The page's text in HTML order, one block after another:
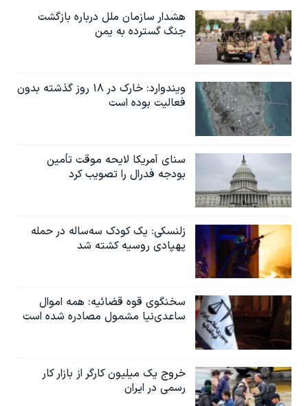
هشدار سازمان ملل درباره بازگشت
جنگ گسترده به یمن
ویندوارد: خارک در ۱۸ روز گذشته بدون
فعالیت بوده است
سنای آمریکا لایحه موقت تأمین
بودجه فدرال را تصویب کرد
زلنسکی: یک کودک سه‌ساله در حمله
پهپادی روسیه کشته شد
سخنگوی قوه قضائیه: همه اموال
ساعدی‌نیا مشمول مصادره شده است
خروج یک میلیون کارگر از بازار کار
رسمی در ایران